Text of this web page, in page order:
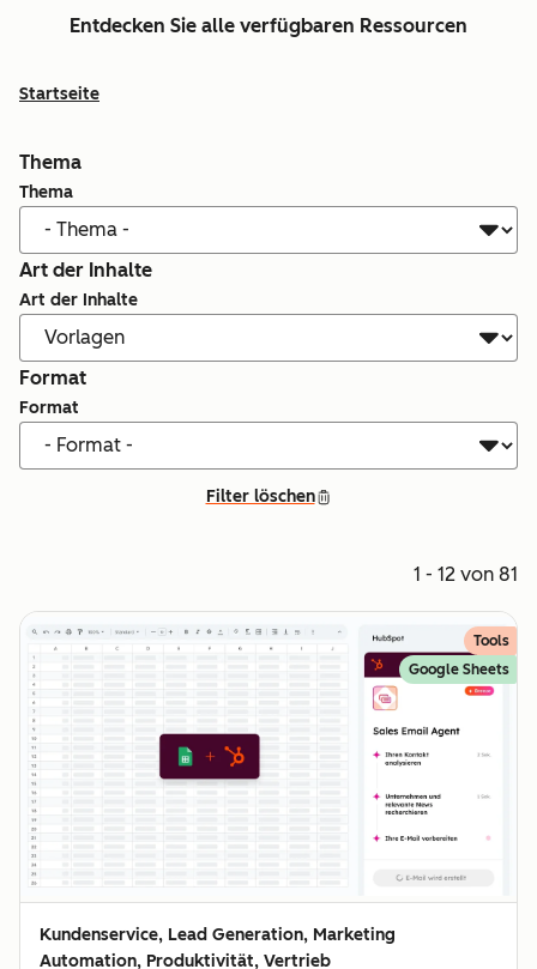
Entdecken Sie alle verfügbaren Ressourcen
Startseite
Thema
Thema
Art der Inhalte
Art der Inhalte
Format
Format
Filter löschen
1 - 12 von 81
Tools
Google Sheets
Kundenservice, Lead Generation, Marketing
Automation, Produktivität, Vertrieb